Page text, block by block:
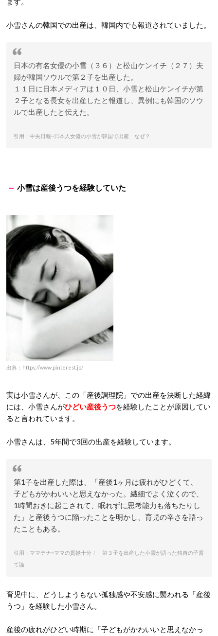
小雪さんの韓国での出産は、韓国内でも報道されていました。
日本の有名女優の小雪（３６）と松山ケンイチ（２７）夫
婦が韓国ソウルで第２子を出産した。
１１日に日本メディアは１０日、小雪と松山ケンイチが第
２子となる長女を出産したと報道し、異例にも韓国のソウ
ルで出産したと伝えた。
引用：中央日報~日本人女優の小雪が韓国で出産 なぜ？
小雪は産後うつを経験していた
出典：https://www.pinterest.jp/
実は小雪さんが、この「産後調理院」での出産を決断した経緯
には、小雪さんがひどい産後うつを経験したことが原因してい
ると言われています。
小雪さんは、5年間で3回の出産を経験しています。
第1子を出産した際は、「産後1ヶ月は疲れがひどくて、
子どもがかわいいと思えなかった。繊細でよく泣くので、
1時間おきに起こされて、眠れずに思考能力も落ちたりし
た」と産後うつに陥ったことを明かし、育児の辛さを語っ
たこともある。
引用：ママテナ~ママの貫禄十分！ 第３子を出産した小雪が語った独自の子育
て論
育児中に、どうしようもない孤独感や不安感に襲われる「産後
うつ」を経験した小雪さん。
産後の疲れがひどい時期に「子どもがかわいいと思えなかっ